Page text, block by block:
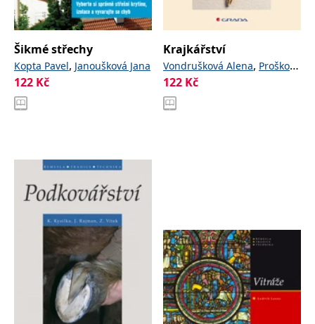
Šikmé střechy
Kopta Pavel, Janoušková Jana
122 Kč
Krajkářství
Vondrušková Alena, Prošková
Iva
122 Kč